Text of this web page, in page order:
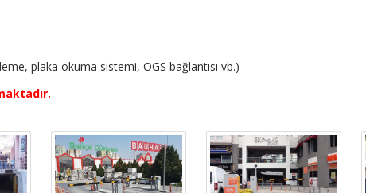
plaka okuma sistemi, OGS bağlantısı vb.)